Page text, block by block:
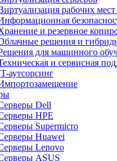
рабочих
и резервное
решения и
для машинного
и сервисная
аутсорсинг
Dell
HPE
Supermicro
Huawei
Lenovo
ASUS